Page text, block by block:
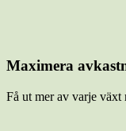
Maximera
Få ut mer av varje växt